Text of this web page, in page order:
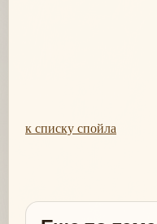
к списку спойла